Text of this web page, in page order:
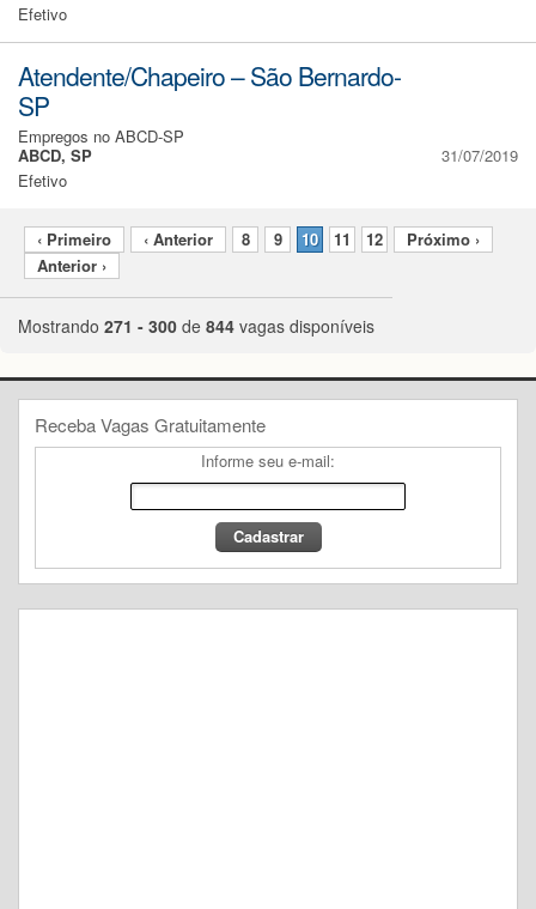
Efetivo
Atendente/Chapeiro – São Bernardo-
SP
Empregos no ABCD-SP
ABCD, SP
Efetivo
31/07/2019
‹ Primeiro ‹ Anterior 8 9 10 11 12
Próximo ›
Anterior ›
Mostrando 271 - 300 de 844 vagas disponíveis
Receba Vagas Gratuitamente
Informe seu e-mail: